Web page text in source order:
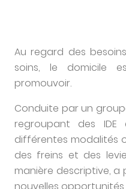
Au regard des
soins, le domicile
promouvoir.
Conduite par un
regroupant des IDE
différentes modalités
des freins et des
manière descriptive, a